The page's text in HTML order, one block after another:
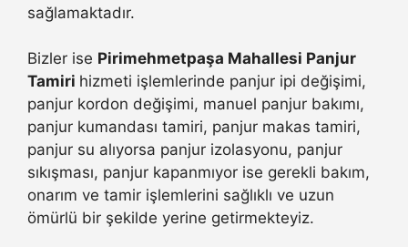
sağlamaktadır.
Bizler ise Pirimehmetpaşa Mahallesi Panjur
Tamiri hizmeti işlemlerinde panjur ipi değişimi,
panjur kordon değişimi, manuel panjur bakımı,
panjur kumandası tamiri, panjur makas tamiri,
panjur su alıyorsa panjur izolasyonu, panjur
sıkışması, panjur kapanmıyor ise gerekli bakım,
onarım ve tamir işlemlerini sağlıklı ve uzun
ömürlü bir şekilde yerine getirmekteyiz.